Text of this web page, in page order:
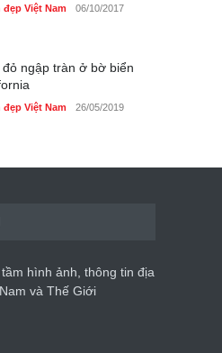
đẹp Việt Nam 06/10/2017
đỏ ngập tràn ở bờ biển
đẹp Việt Nam 26/05/2019
hình ảnh, thông tin địa
và Thế Giới